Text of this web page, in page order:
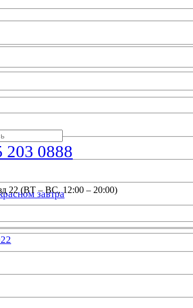
завтра
203 0888
22 (ВТ – ВС, 12:00 – 20:00)